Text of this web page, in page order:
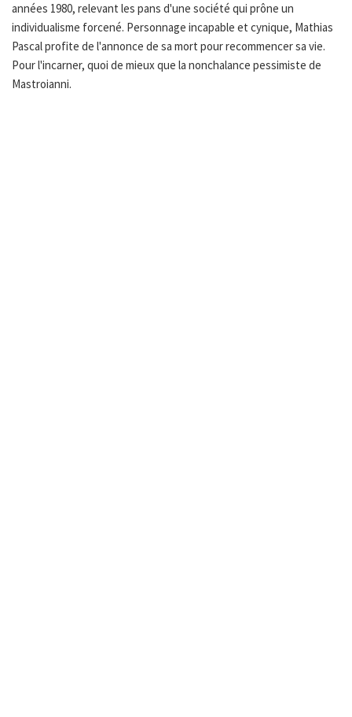
années 1980, relevant les pans d'une société qui prône un
individualisme forcené. Personnage incapable et cynique, Mathias
Pascal profite de l'annonce de sa mort pour recommencer sa vie.
Pour l'incarner, quoi de mieux que la nonchalance pessimiste de
Mastroianni.